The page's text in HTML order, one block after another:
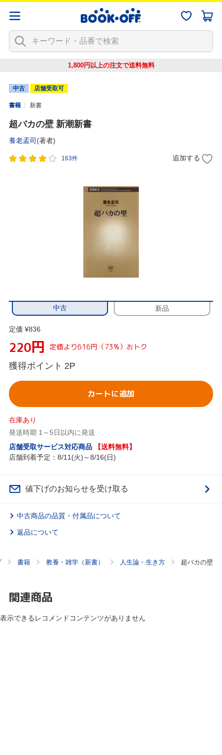
1,800円以上の注文で送料無料
中古 店舗受取可
書籍 新書
超バカの壁 新潮新書
養老孟司 (著者)
163件 追加する
中古 新品
定価 ¥836
220円 定価より616円（73%）おトク
獲得ポイント 2P
カートに追加
在庫あり
発送時期 1～5日以内に発送
店舗受取サービス対応商品
【送料無料】
店舗到着予定：8/11(火)～8/16(日)
値下げのお知らせを受け取る
中古商品の品質・付属品について
返品について
書籍 教養・雑学（新書） 人生論・生き方 超バカの壁
関連商品
表示できるレコメンドコンテンツがありません